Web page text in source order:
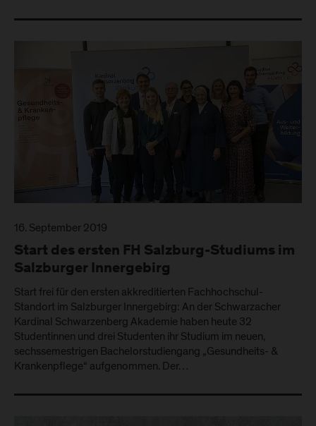
16. September 2019
Start des ersten FH Salzburg-Studiums im
Salzburger Innergebirg
Start frei für den ersten akkreditierten Fachhochschul-
Standort im Salzburger Innergebirg: An der Schwarzacher
Kardinal Schwarzenberg Akademie haben heute 32
Studentinnen und drei Studenten ihr Studium im neuen,
sechssemestrigen Bachelorstudiengang „Gesundheits- &
Krankenpflege“ aufgenommen. Der…